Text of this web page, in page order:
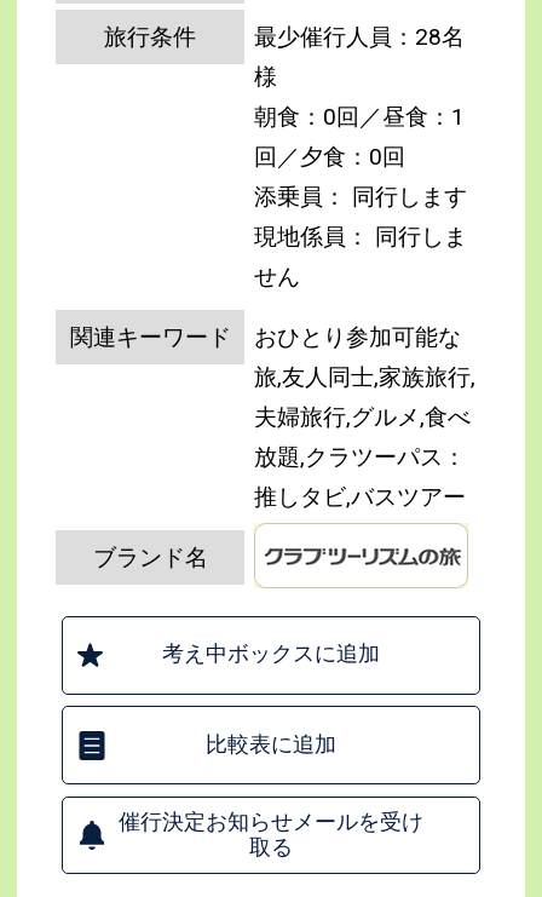
旅行条件
最少催行人員：28名
様
朝食：0回／昼食：1
回／夕食：0回
添乗員： 同行します
現地係員： 同行しま
せん
関連キーワード
おひとり参加可能な
旅,友人同士,家族旅行,
夫婦旅行,グルメ,食べ
放題,クラツーパス：
推しタビ,バスツアー
ブランド名
考え中ボックスに追加
比較表に追加
催行決定お知らせメールを受け
取る